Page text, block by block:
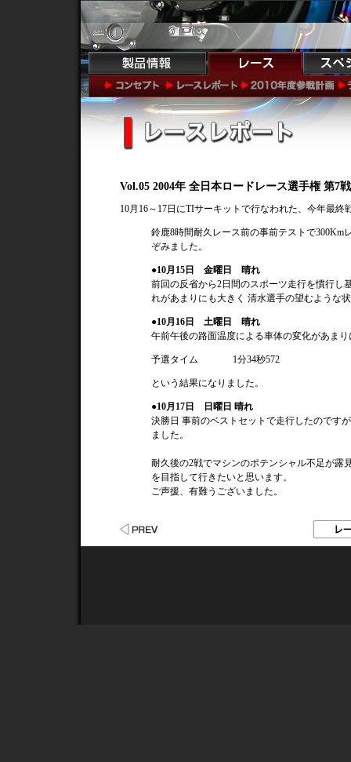
Vol.05 2004年 全日本ロードレース選手権 第7
10月16～17日にTIサーキットで行なわれた、今年最
鈴鹿8時間耐久レース前の事前テストで300Km
ぞみました。
●10月15日 金曜日 晴れ
前回の反省から2日間のスポーツ走行を慣行し
れがあまりにも大きく 清水選手の望むような
●10月16日 土曜日 晴れ
午前午後の路面温度による車体の変化があま
予選タイム 1分34秒572
という結果になりました。
●10月17日 日曜日 晴れ
決勝日 事前のベストセットで走行したのです
ました。
耐久後の2戦でマシンのポテンシャル不足が露
を目指して行きたいと思います。
ご声援、有難うございました。